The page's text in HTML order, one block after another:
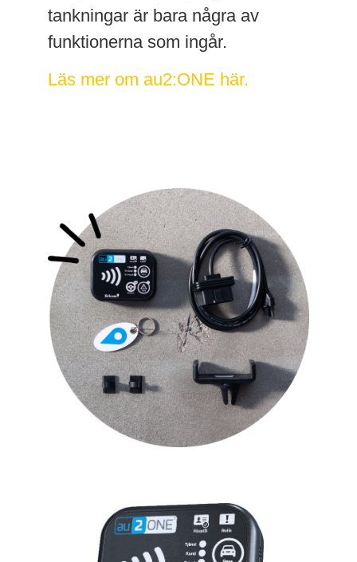
tankningar är bara några av
funktionerna som ingår.
Läs mer om au2:ONE här.